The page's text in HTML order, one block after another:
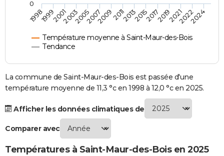
DICTIONNAIRE
Dictionnaire
Biographies
Citations
Expressions
Proverbes
PROGRAMME TV
COPAINS D'AVANT
S'inscrire
Se connecter
Lycées
Collèges
Primaires
Universités
Entreprises
Service militaire
Avis de recherche
AVIS DE DÉCÈS
FORUM
Température moyenne à Saint-Maur-des-Bois
Tendance
199819992001200320052007200920112013201520172019202120222024
0
La commune de Saint-Maur-des-Bois est passée d'une
température moyenne de 11,3 °c en 1998 à 12,0 °c en 2025.
Afficher les données climatiques de
Comparer avec
Températures à Saint-Maur-des-Bois en 2025